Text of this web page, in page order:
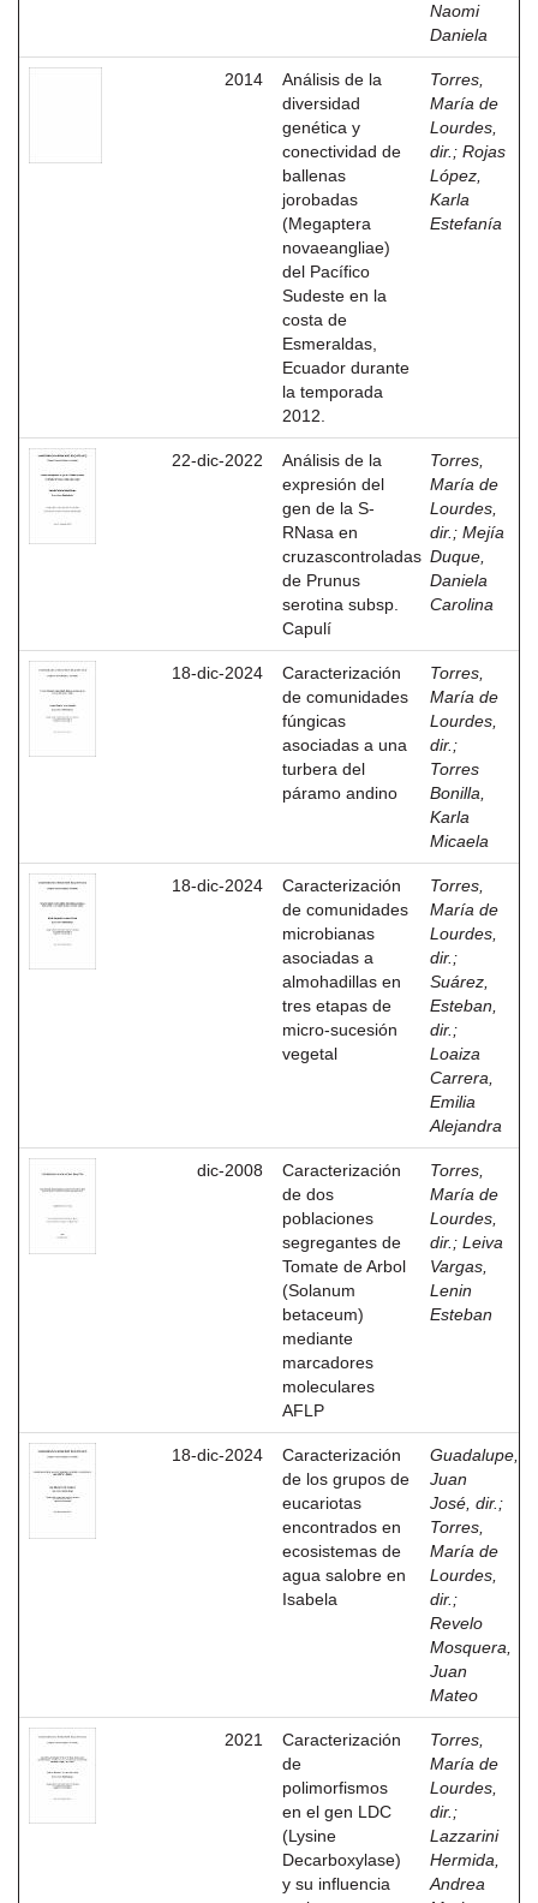
Naomi
Daniela
2014
Análisis de la
diversidad
genética y
conectividad de
ballenas
jorobadas
(Megaptera
novaeangliae)
del Pacífico
Sudeste en la
costa de
Esmeraldas,
Ecuador durante
la temporada
2012.
Torres,
María de
Lourdes,
dir. ; Rojas
López,
Karla
Estefanía
22-dic-2022
Análisis de la
expresión del
gen de la S-
RNasa en
cruzascontroladas
de Prunus
serotina subsp.
Capulí
Torres,
María de
Lourdes,
dir. ; Mejía
Duque,
Daniela
Carolina
18-dic-2024
Caracterización
de comunidades
fúngicas
asociadas a una
turbera del
páramo andino
Torres,
María de
Lourdes,
dir. ;
Torres
Bonilla,
Karla
Micaela
18-dic-2024
Caracterización
de comunidades
microbianas
asociadas a
almohadillas en
tres etapas de
micro-sucesión
vegetal
Torres,
María de
Lourdes,
dir. ;
Suárez,
Esteban,
dir. ;
Loaiza
Carrera,
Emilia
Alejandra
dic-2008
Caracterización
de dos
poblaciones
segregantes de
Tomate de Arbol
(Solanum
betaceum)
mediante
marcadores
moleculares
AFLP
Torres,
María de
Lourdes,
dir. ; Leiva
Vargas,
Lenin
Esteban
18-dic-2024
Caracterización
de los grupos de
eucariotas
encontrados en
ecosistemas de
agua salobre en
Isabela
Guadalupe,
Juan
José, dir. ;
Torres,
María de
Lourdes,
dir. ;
Revelo
Mosquera,
Juan
Mateo
2021
Caracterización
de
polimorfismos
en el gen LDC
(Lysine
Decarboxylase)
y su influencia
Torres,
María de
Lourdes,
dir. ;
Lazzarini
Hermida,
Andrea